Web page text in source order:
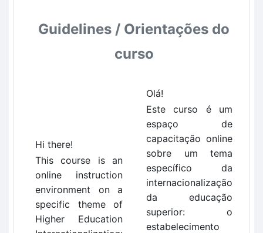
Guidelines / Orientações do
curso
Hi there!
This course is an
online instruction
environment on a
specific theme of
Higher Education
Olá!
Este curso é um
espaço de
capacitação online
sobre um tema
específico da
internacionalização
da educação
superior: o
estabelecimento